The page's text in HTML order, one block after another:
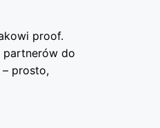
proof.
partnerów do
prosto,